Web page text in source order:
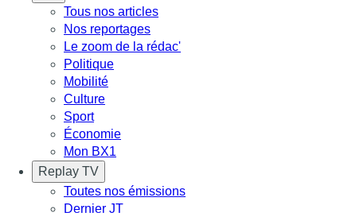
Tous nos articles
Nos reportages
Le zoom de la rédac'
Politique
Mobilité
Culture
Sport
Économie
Mon BX1
Replay TV
Toutes nos émissions
Dernier JT